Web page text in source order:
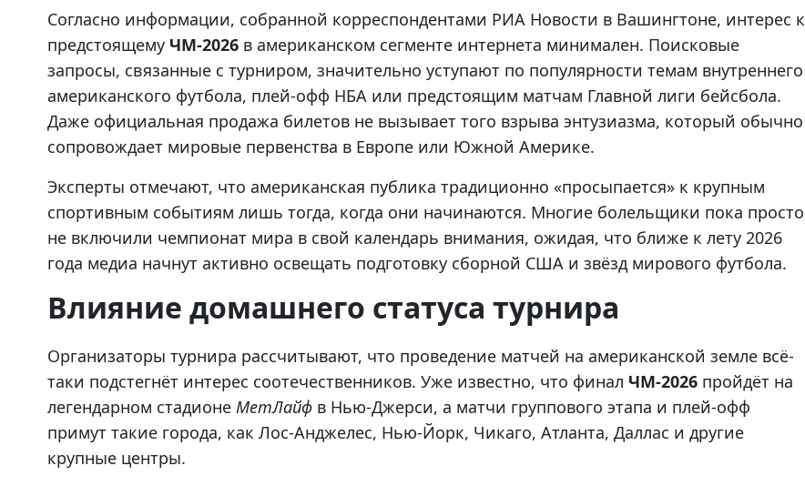
Согласно информации, собранной корреспондентами РИА Новости в Вашингтоне, интерес к
предстоящему ЧМ-2026 в американском сегменте интернета минимален. Поисковые
запросы, связанные с турниром, значительно уступают по популярности темам внутреннего
американского футбола, плей-офф НБА или предстоящим матчам Главной лиги бейсбола.
Даже официальная продажа билетов не вызывает того взрыва энтузиазма, который обычно
сопровождает мировые первенства в Европе или Южной Америке.
Эксперты отмечают, что американская публика традиционно «просыпается» к крупным
спортивным событиям лишь тогда, когда они начинаются. Многие болельщики пока просто
не включили чемпионат мира в свой календарь внимания, ожидая, что ближе к лету 2026
года медиа начнут активно освещать подготовку сборной США и звёзд мирового футбола.
Влияние домашнего статуса турнира
Организаторы турнира рассчитывают, что проведение матчей на американской земле всё-
таки подстегнёт интерес соотечественников. Уже известно, что финал ЧМ-2026 пройдёт на
легендарном стадионе МетЛайф в Нью-Джерси, а матчи группового этапа и плей-офф
примут такие города, как Лос-Анджелес, Нью-Йорк, Чикаго, Атланта, Даллас и другие
крупные центры.